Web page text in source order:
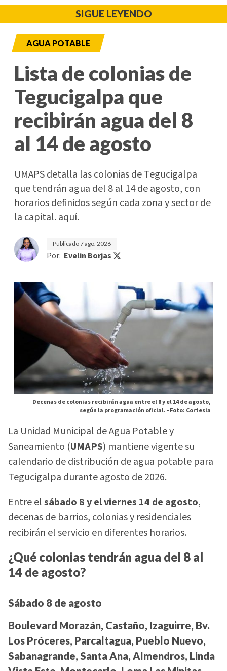
SIGUE LEYENDO
AGUA POTABLE
Lista de colonias de
Tegucigalpa que
recibirán agua del 8
al 14 de agosto
UMAPS detalla las colonias de Tegucigalpa
que tendrán agua del 8 al 14 de agosto, con
horarios definidos según cada zona y sector de
la capital. aquí.
Publicado7 ago. 2026
Por: Evelin Borjas
Decenas de colonias recibirán agua entre el 8 y el 14 de agosto,
según la programación oficial. -Foto: Cortesia
La Unidad Municipal de Agua Potable y
Saneamiento (UMAPS) mantiene vigente su
calendario de distribución de agua potable para
Tegucigalpa durante agosto de 2026.
Entre elsábado 8 y el viernes 14 de agosto,
decenas de barrios, colonias y residenciales
recibirán el servicio en diferentes horarios.
¿Qué colonias tendrán agua del 8 al
14 de agosto?
Sábado 8 de agosto
Boulevard Morazán, Castaño, Izaguirre, Bv.
Los Próceres, Parcaltagua, Pueblo Nuevo,
Sabanagrande, Santa Ana, Almendros, Linda